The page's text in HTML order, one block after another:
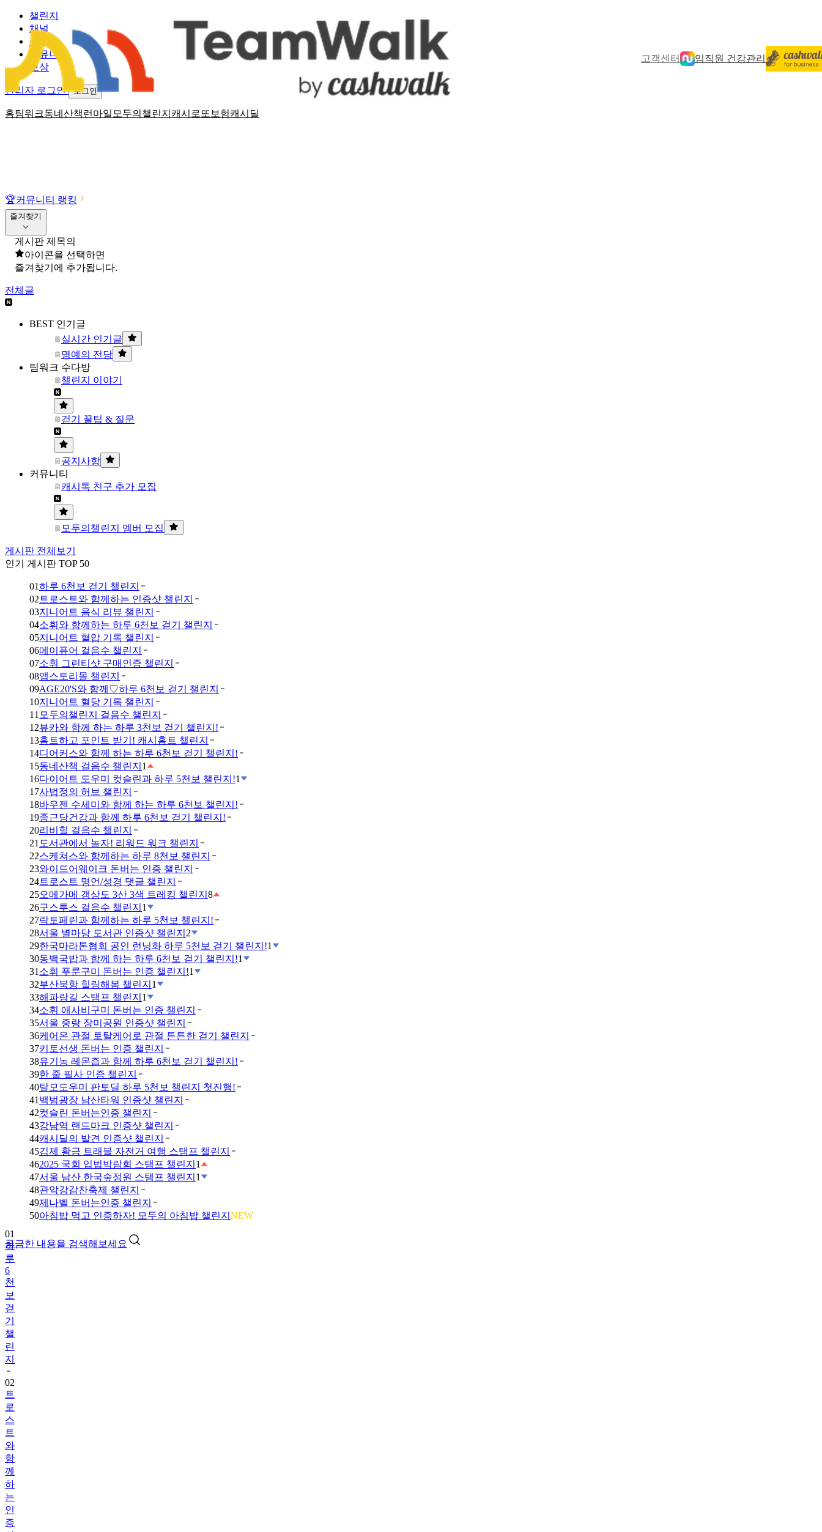
고객센터 임직원 건강관리
홈팀워크동네산책 런마일 모두의챌린지 캐시로또 보험캐시딜
챌린지
채널
소식
커뮤니티
보상
관리자 로그인 로그인
🏆커뮤니티 랭킹
즐겨찾기
게시판 제목의
아이콘을 선택하면
즐겨찾기에 추가됩니다.
전체글
BEST 인기글
실시간 인기글
명예의 전당
팀워크 수다방
챌린지 이야기
걷기 꿀팁 & 질문
공지사항
커뮤니티
캐시톡 친구 추가 모집
모두의챌린지 멤버 모집
게시판 전체보기
인기 게시판 TOP 50
01하루 6천보 걷기 챌린지
02 트로스트와 함께하는 인증샷 챌린지
03지니어트 음식 리뷰 챌린지
04소휘와 함께하는 하루 6천보 걷기 챌린지
05지니어트 혈압 기록 챌린지
06메이퓨어 걸음수 챌린지
07소휘 그린티샷 구매인증 챌린지
08앱스토리몰 챌린지
09AGE20'S와 함께♡하루 6천보 걷기 챌린지
10지니어트 혈당 기록 챌린지
11 모두의챌린지 걸음수 챌린지
12뷰카와 함께 하는 하루 3천보 걷기 챌린지!
13홈트하고 포인트 받기! 캐시홈트 챌린지
14디어커스와 함께 하는 하루 6천보 걷기 챌린지!
15동네산책 걸음수 챌린지 1
16다이어트 도우미 컷슬린과 하루 5천보 챌린지!1
17사법정의 허브 챌린지
18바우젠 수세미와 함께 하는 하루 6천보 챌린지!
19종근당건강과 함께 하루 6천보 걷기 챌린지!
20리비힐 걸음수 챌린지
21 도서관에서 놀자! 리워드 워크 챌린지
22스케쳐스와 함께하는 하루 8천보 챌린지
23와이드어웨이크 돈버는 인증 챌린지
24트로스트 명언/성경 댓글 챌린지
25오메가메 갱상도 3산 3색 트레킹 챌린지 8
26구스투스 걸음수 챌린지 1
27락토페린과 함께하는 하루 5천보 챌린지!
28서울 별마당 도서관 인증샷 챌린지 2
29한국마라톤협회 공인 런닝화 하루 5천보 걷기 챌린지!1
30동백국밥과 함께 하는 하루 6천보 걷기 챌린지!1
31 소휘 푸룬구미 돈버는 인증 챌린지!1
32부산북항 힐링해봄 챌린지 1
33해파랑길 스탬프 챌린지 1
34소휘 애사비구미 돈버는 인증 챌린지
35서울 중랑 장미공원 인증샷 챌린지
36케어온 관절 토탈케어로 관절 튼튼한 걷기 챌린지
37키토선생 돈버는 인증 챌린지
38유기농 레몬즙과 함께 하루 6천보 걷기 챌린지!
39한 줄 필사 인증 챌린지
40탈모도우미 판토딜 하루 5천보 챌린지 첫진행!
41 백범광장 남산타워 인증샷 챌린지
42컷슬린 돈버는인증 챌린지
43강남역 랜드마크 인증샷 챌린지
44캐시딜의 발견 인증샷 챌린지
45김제 황금 트래블 자전거 여행 스탬프 챌린지
462025 국회 입법박람회 스탬프 챌린지 1
47서울 남산 한국숲정원 스탬프 챌린지 1
48관악강감찬축제 챌린지
49제나벨 돈버는인증 챌린지
50아침밥 먹고 인증하자! 모두의 아침밥 챌린지 NEW
궁금한 내용을 검색해보세요
루
6
천
보
걷
기
챌
린
지
02
트
로
스
트
와
함
께
하
는
인
증
샷
챌